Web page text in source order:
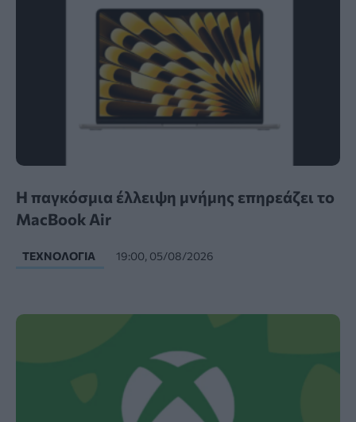
Η παγκόσμια έλλειψη μνήμης επηρεάζει το
MacBook Air
ΤΕΧΝΟΛΟΓΊΑ 19:00, 05/08/2026